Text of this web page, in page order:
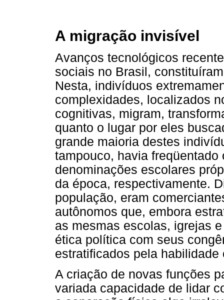
A migração invisível
Avanços tecnológicos
sociais no Brasil,
Nesta, indivíduos
complexidades, localizados
cognitivas, migram,
quanto o lugar por eles
grande maioria destes
tampouco, havia
denominações escolares
da época, respectivamente.
população, eram
autônomos que, embora
as mesmas escolas, igrejas
ética política com seus
estratificados pela habilidade
A criação de novas funções
variada capacidade de lidar